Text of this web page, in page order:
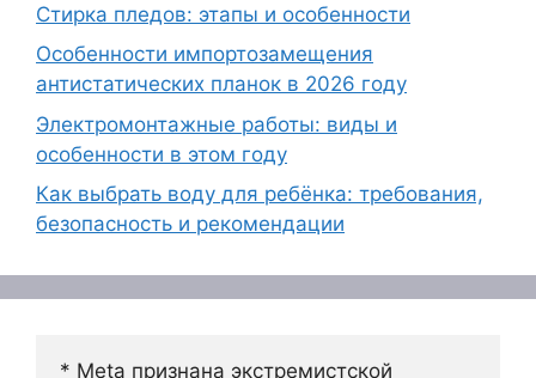
Стирка пледов: этапы и особенности
Особенности импортозамещения
антистатических планок в 2026 году
Электромонтажные работы: виды и
особенности в этом году
Как выбрать воду для ребёнка: требования,
безопасность и рекомендации
* Meta признана экстремистской